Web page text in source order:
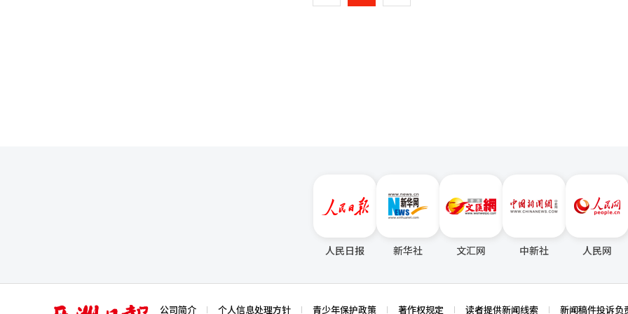
能力得以改善。因此，分析认为在美国和欧洲等发达市场占比高的企业相对受益。最终，韩国制药行业的竞
△2024年美国商业化6000万美元 △2025年日本商业化1500万美元 △2025年中国商业化4500万美元
NCCN指南是全球医疗人员参考的标准治疗指南，其列入情况直接影响实际处方的扩展。 尤汉制药相关人士表
示：“雷射替尼已在亚洲、欧洲、美洲和大洋洲四大洲扩展，成为全球治疗选择的一部分。随着标准治疗指
入，处方扩展和市场影响力将持续增强。”※ 本报道经人工智能（AI）系统翻译与编辑。
人民日报 新华社 文汇网 中新社 人民网
亚 公司简介 个人信息处理方针 青少年保护政策 著作权规定 读者提供新闻线索 新闻稿件投诉负